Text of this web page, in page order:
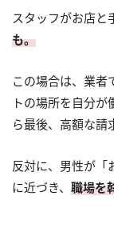
スタッフがお店と
も。
この場合は、業者
トの場所を自分
ら最後、高額な請
反対に、男性が「
に近づき、 職場を